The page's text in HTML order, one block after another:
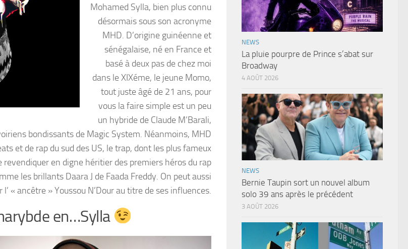
Mohamed Sylla, bien plus connu
désormais sous son acronyme
MHD. D’origine guinéenne et
sénégalaise, né en France et
basé à deux pas de chez moi
dans le XIXéme, le jeune Momo,
tout juste âgé de 21 ans, pour
vous la faire simple est un peu
un hybride de Claude M’Barali,
bondissants de Magic System. Néanmoins, MHD
et de rap du sud des US, le trap, dont les plus fameux
en digne héritier des premiers héros du rap
les brillants Daara J de Faada Freddy. On peut aussi
l’ « ancêtre » Youssou N’Dour au titre de ses influences.
en…Sylla
NEWS
La pluie pourpre de Prince s’abat sur
Broadway
4 AOÛT 2026
NEWS
Bernie Taupin sort un nouvel album
solo 39 ans après le précédent
3 AOÛT 2026